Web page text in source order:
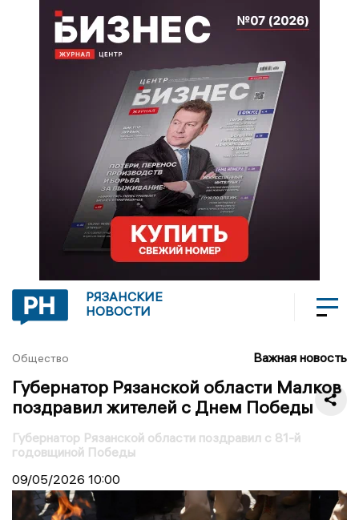
РЯЗАНСКИЕ
НОВОСТИ
Общество Важная новость
Губернатор Рязанской области Малков
поздравил жителей с Днем Победы
Губернатор Рязанской области поздравил с 81-й
годовщиной Победы
09/05/2026 10:00